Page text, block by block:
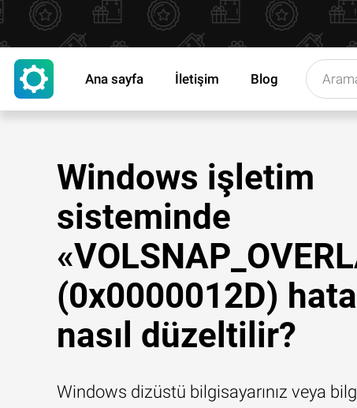
Ana sayfa İletişim Blog
Windows işletim
sisteminde
(0x0000012D)
nasıl düzeltilir?
Windows dizüstü bilgisayarınız veya